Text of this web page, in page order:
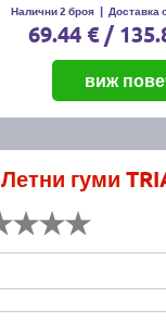
Налични 2 броя | Доставка
69.44 € /
виж
Летни гуми